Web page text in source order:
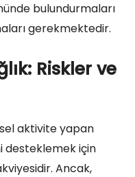
bulundurmaları
gerekmektedir.
Riskler ve
aktivite yapan
desteklemek için
Ancak,